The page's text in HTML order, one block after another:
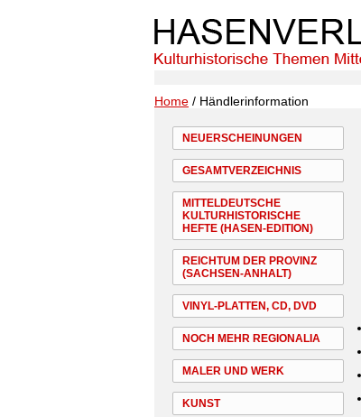
Home / Händlerinformation
NEUERSCHEINUNGEN
GESAMTVERZEICHNIS
MITTELDEUTSCHE
KULTURHISTORISCHE
HEFTE (HASEN-EDITION)
REICHTUM DER PROVINZ
(SACHSEN-ANHALT)
VINYL-PLATTEN, CD, DVD
NOCH MEHR REGIONALIA
MALER UND WERK
KUNST